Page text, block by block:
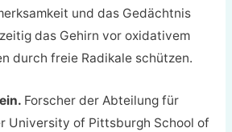
und das Gedächtnis
das Gehirn vor oxidativem
durch freie Radikale schützen.
Forscher der Abteilung für
University of Pittsburgh School of